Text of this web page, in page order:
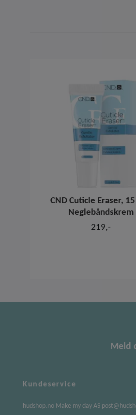
CND Cuticle Eraser,
Neglebåndskrem
219,-
Meld
Kundeservice
hudshop.no Make my day AS